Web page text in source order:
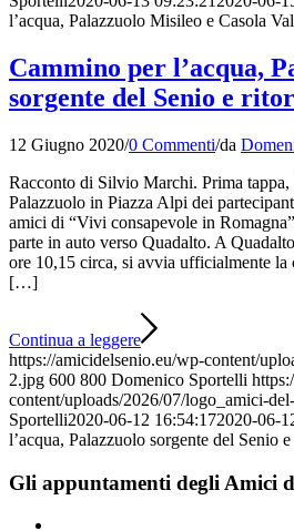
l’acqua, Palazzuolo Misileo e Casola
Cammino per l’acqua,
sorgente del Senio e
12 Giugno 2020/0 Commenti/da
Racconto di Silvio Marchi. Prima
Palazzuolo in Piazza Alpi dei
amici di “Vivi consapevole in
parte in auto verso Quadalto. A
ore 10,15 circa, si avvia ufficialmente la
[…]
Continua a leggere
https://amicidelsenio.eu/wp-content/
2.jpg 600 800 Domenico Sportelli
content/uploads/2026/07/logo_amici-
Sportelli2020-06-12 16:54:172020-06-
l’acqua, Palazzuolo sorgente del Senio
Gli appuntamenti degli Amici